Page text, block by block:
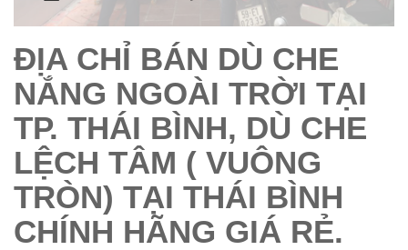
ĐỊA CHỈ BÁN DÙ CHE
NẮNG NGOÀI TRỜI TẠI
TP. THÁI BÌNH, DÙ CHE
LỆCH TÂM ( VUÔNG
TRÒN) TẠI THÁI BÌNH
CHÍNH HÃNG GIÁ RẺ.